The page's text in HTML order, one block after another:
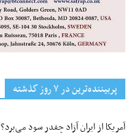
پربیننده‌ترین‌ در ۷ روز گذشته
آمریکا از ایران آزاد چقدر سود می‌برد؟